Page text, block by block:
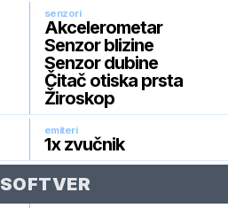
senzori
Akcelerometar
Senzor blizine
Senzor dubine
Čitač otiska prsta
Žiroskop
emiteri
1x zvučnik
SOFTVER